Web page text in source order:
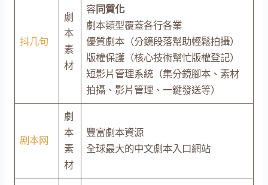
抖几句
劇
本
素
材
容同質化
劇本類型覆蓋各行各業
優質劇本（分鏡段落幫助輕鬆拍攝）
版權保護（核心技術幫忙版權登記）
短影片管理系統（集分鏡腳本、素材
拍攝、影片管理、一鍵發送等）
剧本网
劇
本
素
材
豐富劇本資源
全球最大的中文劇本入口網站